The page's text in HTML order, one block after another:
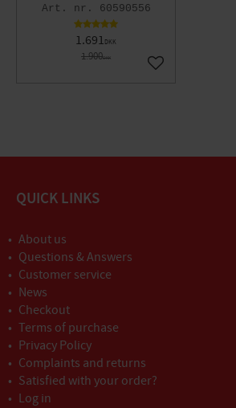
60590556
1.691DKK
1.900DKK
Gem som favorit
QUICK LINKS
About us
Questions & Answers
Customer service
News
Checkout
Terms of purchase
Privacy Policy
Complaints and returns
Satisfied with your order?
Log in